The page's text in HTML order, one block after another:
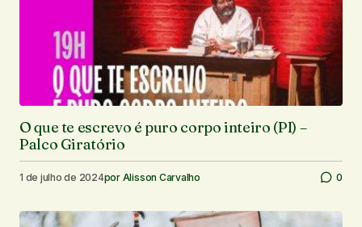
O que te escrevo é puro corpo inteiro (PI) –
Palco Giratório
1 de julho de 2024por Alisson Carvalho 0